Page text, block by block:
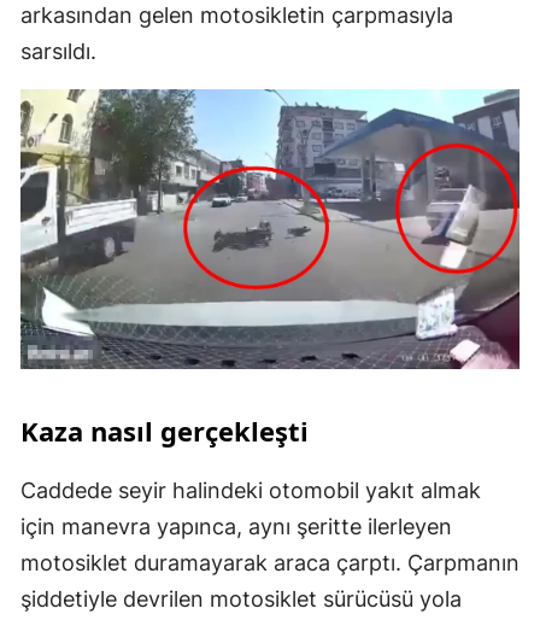
arkasından gelen motosikletin çarpmasıyla
sarsıldı.
Kaza nasıl gerçekleşti
Caddede seyir halindeki otomobil yakıt almak
için manevra yapınca, aynı şeritte ilerleyen
motosiklet duramayarak araca çarptı. Çarpmanın
şiddetiyle devrilen motosiklet sürücüsü yola